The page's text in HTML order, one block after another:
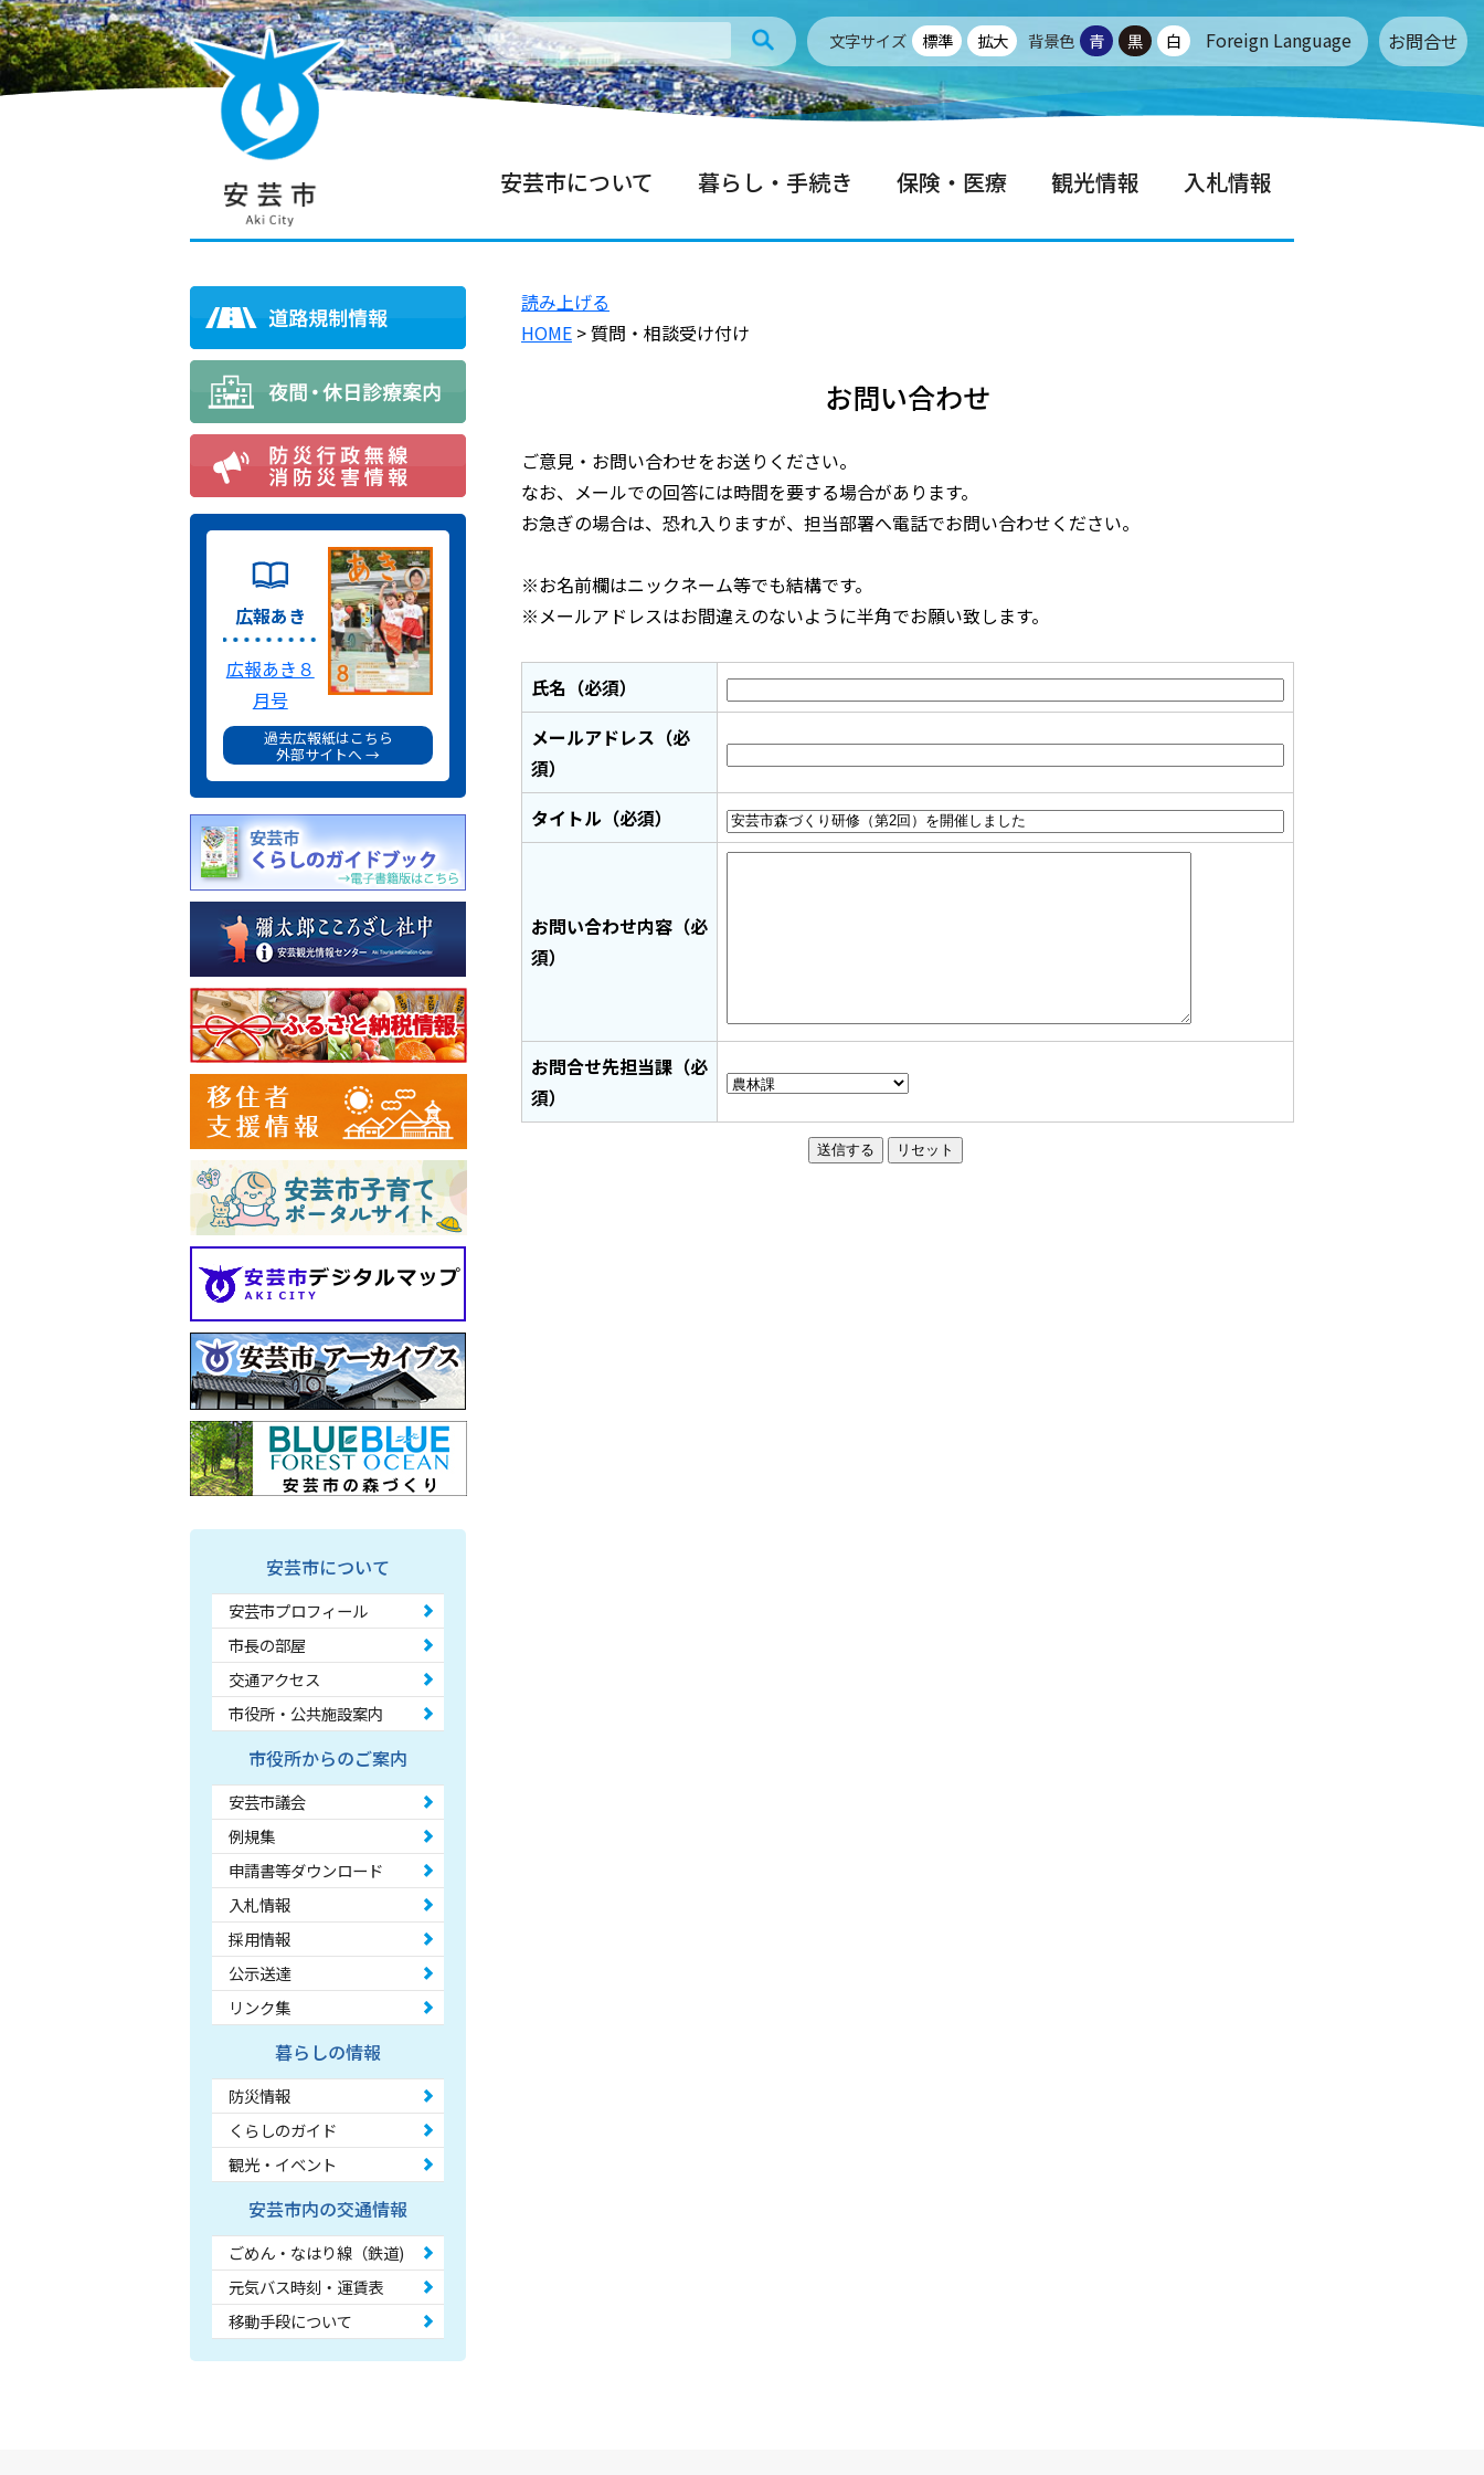
文字サイズ 標準 拡大 背景色 青 黒 白 Foreign Language お問合せ
安芸市について 暮らし・手続き 保険・医療 観光情報 入札情報
読み上げる
HOME > 質問・相談受け付け
お問い合わせ
ご意見・お問い合わせをお送りください。
なお、メールでの回答には時間を要する場合があります。
お急ぎの場合は、恐れ入りますが、担当部署へ電話でお問い合わせください。
※お名前欄はニックネーム等でも結構です。
※メールアドレスはお間違えのないように半角でお願い致します。
氏名（必須）
メールアドレス（必
須）
タイトル（必須）
お問い合わせ内容（必
須）
お問合せ先担当課（必
須）
広報あき
広報あき８
月号
過去広報紙はこちら
外部サイトへ →
安芸市について
安芸市プロフィール
市長の部屋
交通アクセス
市役所・公共施設案内
市役所からのご案内
安芸市議会
例規集
申請書等ダウンロード
入札情報
採用情報
公示送達
リンク集
暮らしの情報
防災情報
くらしのガイド
観光・イベント
安芸市内の交通情報
ごめん・なはり線（鉄道)
元気バス時刻・運賃表
移動手段について